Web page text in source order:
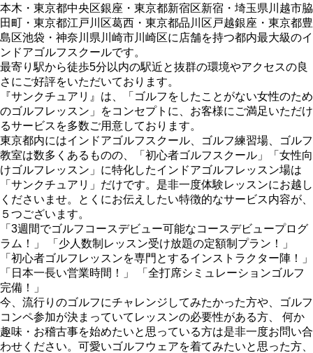
本木・東京都中央区銀座・東京都新宿区新宿・埼玉県川越市脇
田町・東京都江戸川区葛西・東京都品川区戸越銀座・東京都豊
島区池袋・神奈川県川崎市川崎区に店舗を持つ都内最大級のイ
ンドアゴルフスクールです。
最寄り駅から徒歩5分以内の駅近と抜群の環境やアクセスの良
さにご好評をいただいております。
『サンクチュアリ』は、「ゴルフをしたことがない女性のため
のゴルフレッスン」をコンセプトに、お客様にご満足いただけ
るサービスを多数ご用意しております。
東京都内にはインドアゴルフスクール、ゴルフ練習場、ゴルフ
教室は数多くあるものの、「初心者ゴルフスクール」「女性向
けゴルフレッスン」に特化したインドアゴルフレッスン場は
「サンクチュアリ」だけです。是非一度体験レッスンにお越し
くださいませ。とくにお伝えしたい特徴的なサービス内容が、
５つございます。
「3週間でゴルフコースデビュー可能なコースデビュープログ
ラム！」 「少人数制レッスン受け放題の定額制プラン！」
「初心者ゴルフレッスンを専門とするインストラクター陣！」
「日本一長い営業時間！」 「全打席シミュレーションゴルフ
完備！」
今、流行りのゴルフにチャレンジしてみたかった方や、ゴルフ
コンペ参加が決まっていてレッスンの必要性がある方、 何か
趣味・お稽古事を始めたいと思っている方は是非一度お問い合
わせください。可愛いゴルフウェアを着てみたいと思った方、